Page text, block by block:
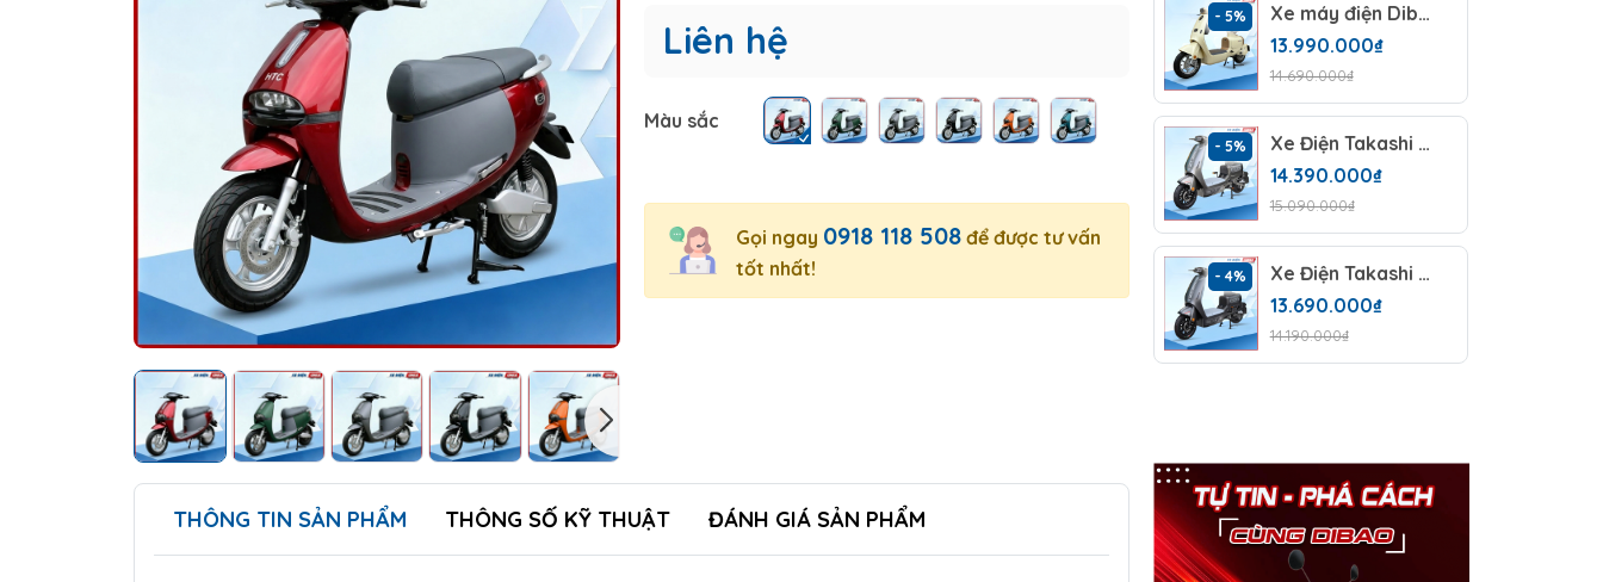
Liên hệ
Màu sắc
Gọi ngay 0918 118 508để được tư vấn
tốt nhất!
THÔNG TIN SẢN PHẨM THÔNG SỐ KỸ THUẬT ĐÁNH GIÁ SẢN PHẨM
- 5%
Xe máy điện Dibao Kevá (60v-22Ah)
13.990.000₫
14.690.000₫
- 5%
Xe Điện Takashi Money (60V-23Ah) 5 Bình
14.390.000₫
15.090.000₫
- 4%
Xe Điện Takashi Money (48V-23Ah) 4 Bình
13.690.000₫
14.190.000₫